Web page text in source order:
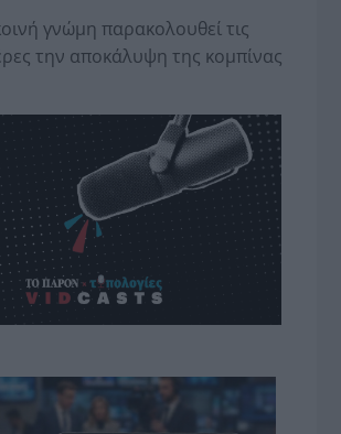
γνώμη παρακολουθεί τις
την αποκάλυψη της κο­μπίνας